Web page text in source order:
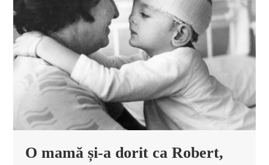
O mamă și-a dorit ca Robert,